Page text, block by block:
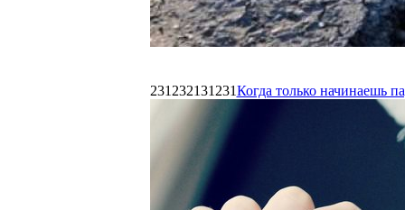
231232131231Когда только начинаешь